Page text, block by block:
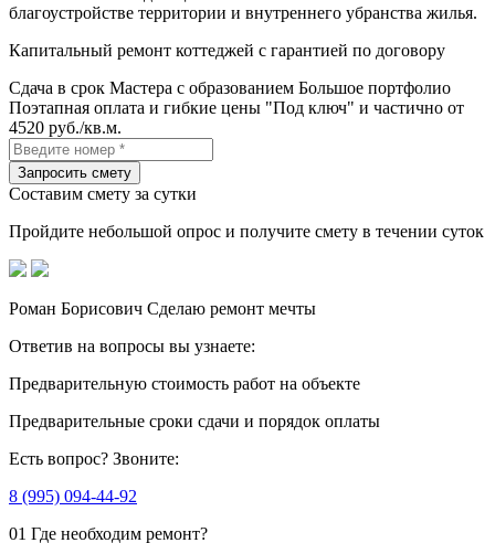
благоустройстве территории и внутреннего убранства жилья.
Капитальный ремонт коттеджей с гарантией по договору
Сдача в срок Мастера с образованием Большое портфолио
Поэтапная оплата и гибкие цены "Под ключ" и частично от
4520 руб./кв.м.
Составим смету за сутки
Пройдите небольшой опрос и получите смету в течении суток
Роман Борисович Сделаю ремонт мечты
Ответив на вопросы вы узнаете:
Предварительную стоимость работ на объекте
Предварительные сроки сдачи и порядок оплаты
Есть вопрос? Звоните:
8 (995) 094-44-92
01 Где необходим ремонт?